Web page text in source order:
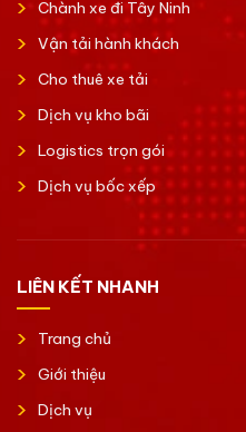
Chành xe đi Tây Ninh
Vận tải hành khách
Cho thuê xe tải
Dịch vụ kho bãi
Logistics trọn gói
Dịch vụ bốc xếp
LIÊN KẾT NHANH
Trang chủ
Giới thiệu
Dịch vụ